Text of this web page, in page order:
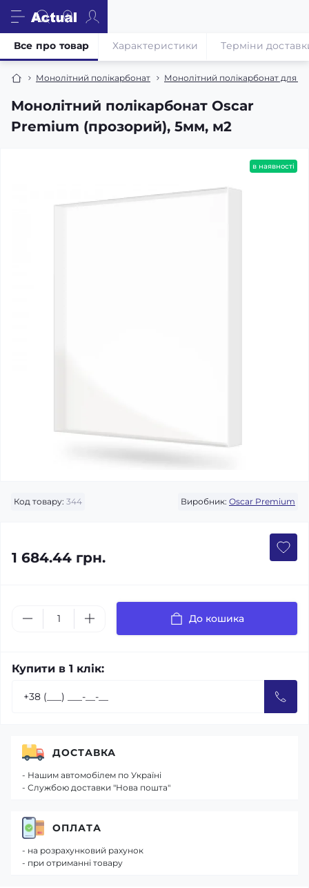
Монолітний полікарбонат Монолітний полікарбонат для
Монолітний полікарбонат Oscar
Premium (прозорий), 5мм, м2
Все про товар Характеристики Терміни
в наявності
Код товару: 344 Виробник: Oscar Premium
1 684.44 грн.
До кошика
Купити в 1 клік:
ДОСТАВКА
- Нашим автомобілем по Україні
- Службою доставки "Нова пошта"
ОПЛАТА
- на розрахунковий рахунок
- при отриманні товару